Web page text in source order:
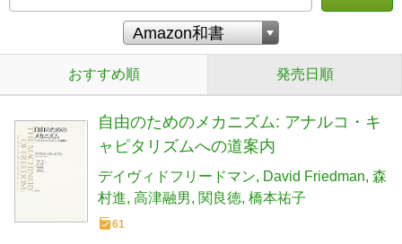
おすすめ順 発売日順
自由のためのメカニズム: アナルコ・キ
ャピタリズムへの道案内
デイヴィドフリードマン David Friedman 森
村進 高津融男 関良徳 橋本祐子
61